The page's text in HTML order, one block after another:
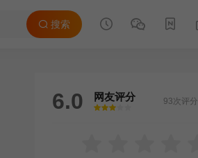
搜索
6.0 网友评分
很差
较差还行推荐力荐
93次评分